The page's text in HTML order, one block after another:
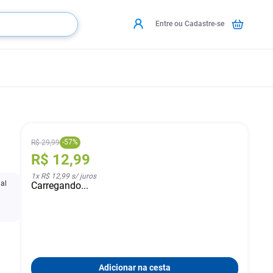
Entre ou Cadastre-se
R$ 29,99 -57%
R$ 12,99
1x R$ 12,99s/ juros
Carregando...
Adicionar na cesta